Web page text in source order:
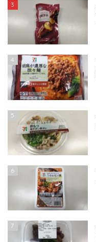
3
4
5
6
7